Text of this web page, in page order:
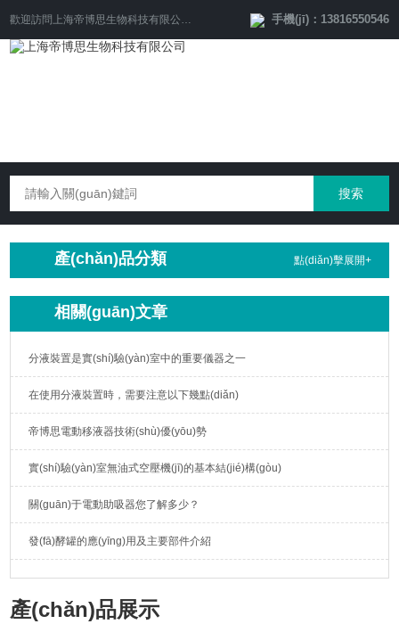
歡迎訪問 上海帝博思生物科技有限公司 網(wǎng)站！ 手機(jī)：13816550546
產(chǎn)品分類 點(diǎn)擊展開+
相關(guān)文章
分液裝置是實(shí)驗(yàn)室中的重要儀器之一
在使用分液裝置時，需要注意以下幾點(diǎn)
帝博思電動移液器技術(shù)優(yōu)勢
實(shí)驗(yàn)室無油式空壓機(jī)的基本結(jié)構(gòu)
關(guān)于電動助吸器您了解多少？
發(fā)酵罐的應(yīng)用及主要部件介紹
產(chǎn)品展示